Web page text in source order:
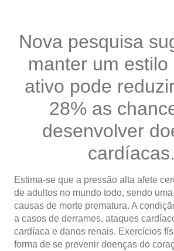
Nova pesquisa
manter um estilo
ativo pode
28% as
desenvolver
cardíacas.
Estima-se que a pressão alta afete
de adultos no mundo todo, sendo
causas de morte prematura. A
a casos de derrames, ataques
cardíaca e danos renais. Exercícios
forma de se prevenir doenças do